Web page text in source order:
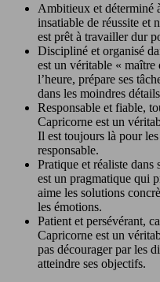
Ambitieux et déterminé
insatiable de réussite et
est prêt à travailler dur
Discipliné et organisé
est un véritable « maître
l’heure, prépare ses
dans les moindres
Responsable et fiable,
Capricorne est un
Il est toujours là pour
responsable.
Pratique et réaliste
est un pragmatique qui
aime les solutions
les émotions.
Patient et persévérant,
Capricorne est un
pas décourager par les
atteindre ses objectifs.